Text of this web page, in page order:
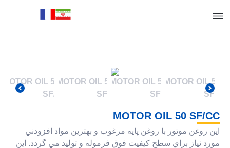
MOTOR OIL 50
موتور با روغن پايه مرغوب و بهترين مواد افزودني
نياز براي سطح كيفيت فوق فرموله و توليد مي گردد. اين